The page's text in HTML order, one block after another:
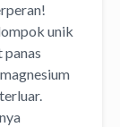
unik
panas